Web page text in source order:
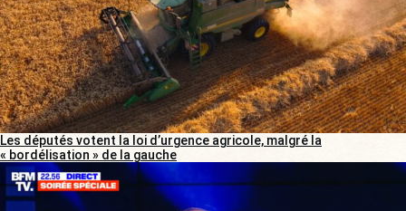
Les députés votent la loi d’urgence agricole, malgré la
« bordélisation » de la gauche